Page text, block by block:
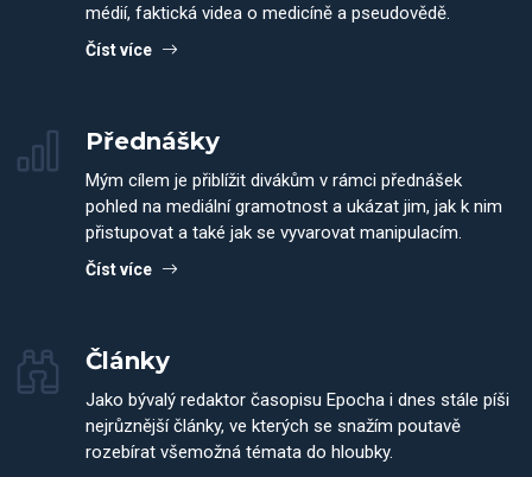
médií, faktická videa o medicíně a pseudovědě.
Číst více
Přednášky
Mým cílem je přiblížit divákům v rámci přednášek
pohled na mediální gramotnost a ukázat jim, jak k nim
přistupovat a také jak se vyvarovat manipulacím.
Číst více
Články
Jako bývalý redaktor časopisu Epocha i dnes stále píši
nejrůznější články, ve kterých se snažím poutavě
rozebírat všemožná témata do hloubky.